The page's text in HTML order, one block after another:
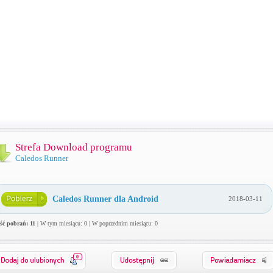
Strefa Download programu
Caledos Runner
Caledos Runner dla Android 2018-03-11
pobrań: 11 | W tym miesiącu: 0 | W poprzednim miesiącu: 0
0